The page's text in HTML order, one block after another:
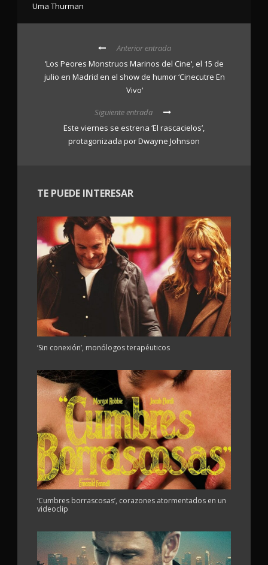
Uma Thurman
Anterior entrada
‘Los Peores Monstruos Marinos del Cine‘, el 15 de
julio en Madrid en el show de humor ‘Cinecutre En
Vivo‘
Siguiente entrada
Este viernes se estrena ‘El rascacielos’,
protagonizada por Dwayne Johnson
TE PUEDE INTERESAR
‘Sin conexión’, monólogos terapéuticos
‘Cumbres borrascosas’, corazones atormentados en un
videoclip